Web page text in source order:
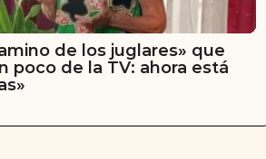
de los juglares» que
poco de la TV: ahora está